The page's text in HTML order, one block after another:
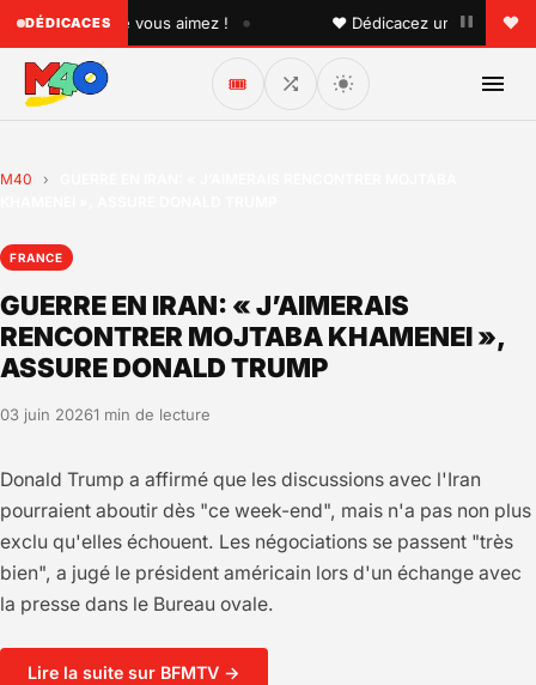
DÉDICACESque vous aimez ! • ♥ Dédicacez un titre à vos
🎟️
M40 ›
FRANCE
GUERRE EN IRAN: « J’AIMERAIS
RENCONTRER MOJTABA KHAMENEI »,
ASSURE DONALD TRUMP
03 juin 20261 min de lecture
Donald Trump a affirmé que les discussions avec l'Iran
pourraient aboutir dès "ce week-end", mais n'a pas non plus
exclu qu'elles échouent. Les négociations se passent "très
bien", a jugé le président américain lors d'un échange avec
la presse dans le Bureau ovale.
Lire la suite sur BFMTV →